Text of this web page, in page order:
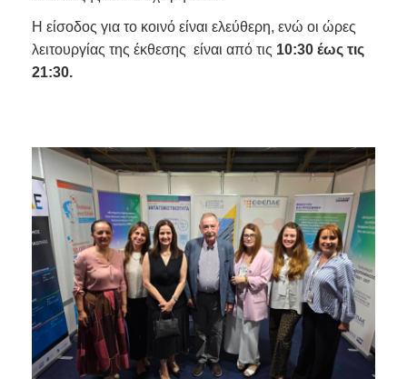
Η είσοδος για το κοινό είναι ελεύθερη, ενώ οι ώρες
λειτουργίας της έκθεσης είναι από τις 10:30 έως τις
21:30.